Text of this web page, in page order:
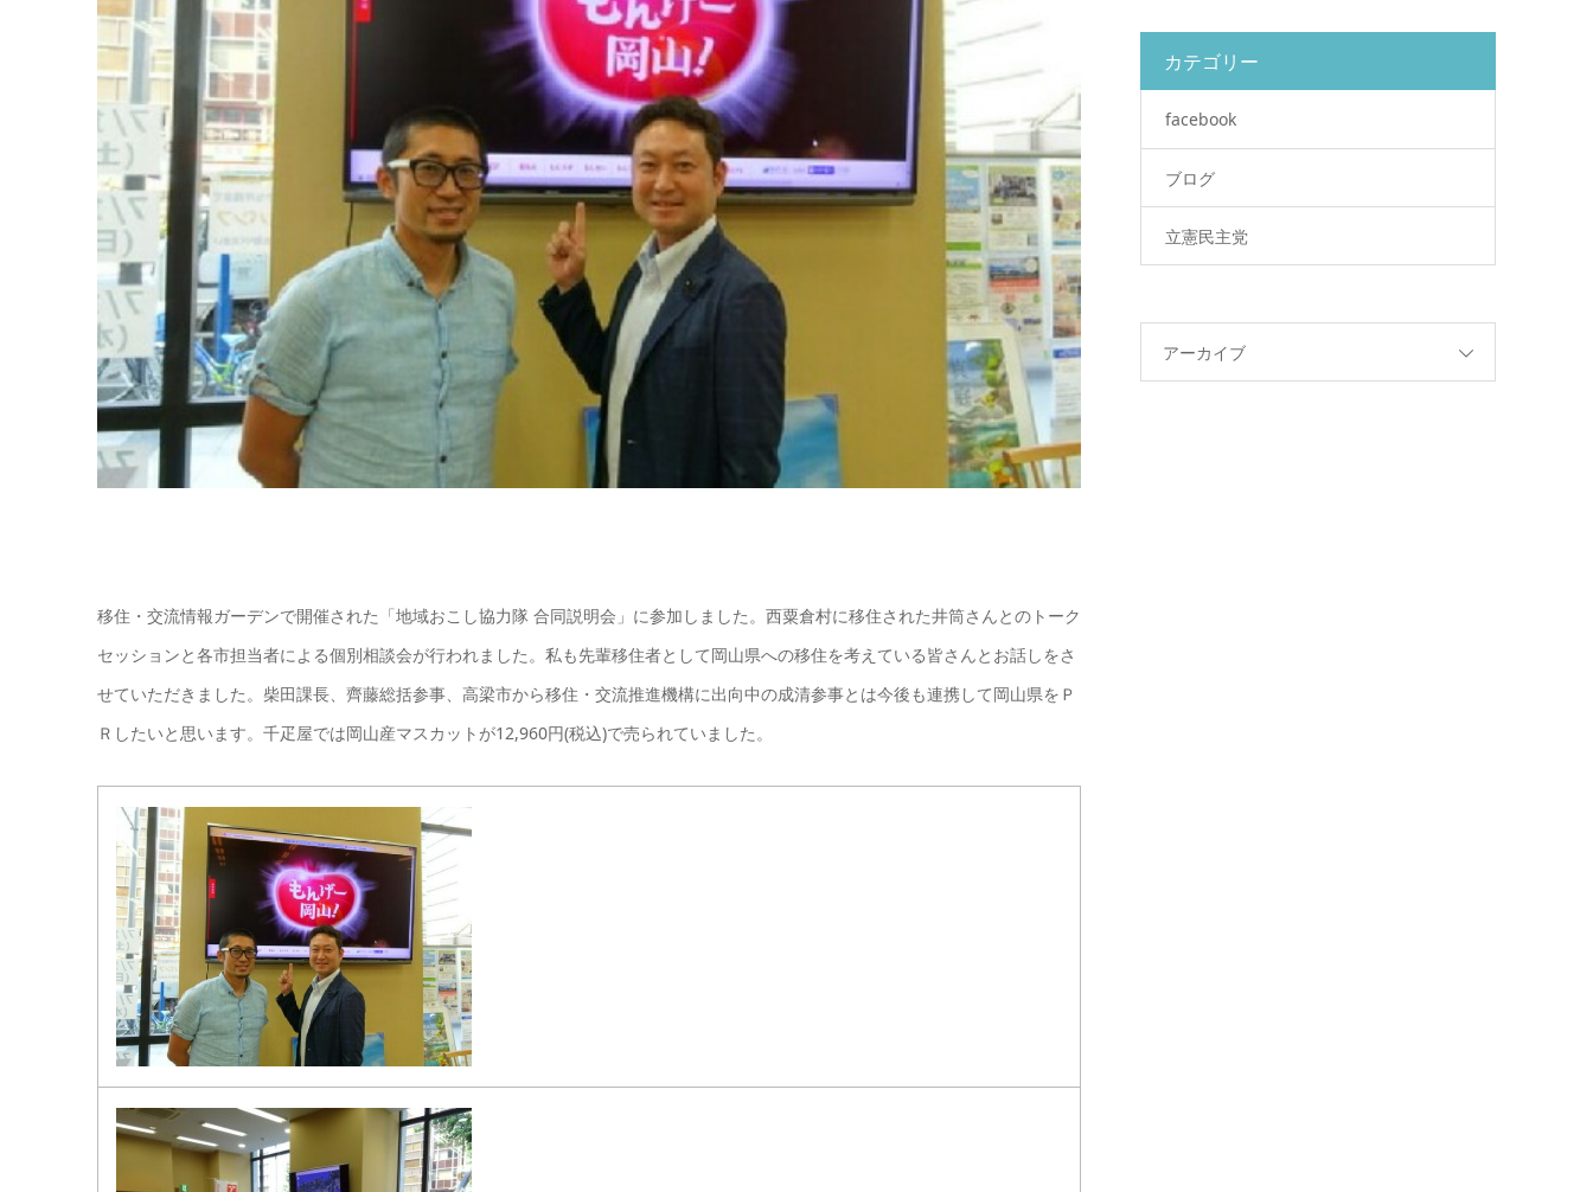
移住・交流情報ガーデンで開催された「地域おこし協力隊 合同説明会」に参加しました。西粟倉村に移住された井筒さんとのトーク
セッションと各市担当者による個別相談会が行われました。私も先輩移住者として岡山県への移住を考えている皆さんとお話しをさ
せていただきました。柴田課長、齊藤総括参事、高梁市から移住・交流推進機構に出向中の成清参事とは今後も連携して岡山県をＰ
Ｒしたいと思います。千疋屋では岡山産マスカットが12,960円(税込)で売られていました。
カテゴリー
facebook
ブログ
立憲民主党
アーカイブ